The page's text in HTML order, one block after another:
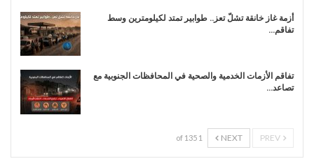
أزمة غاز خانقة تشلّ تعز.. طوابير تمتد لكيلومترين وسط
تفاقم…
تفاقم الأزمات الخدمية والصحية في المحافظات الجنوبية مع
تصاعد…
NEXT
1 of 135